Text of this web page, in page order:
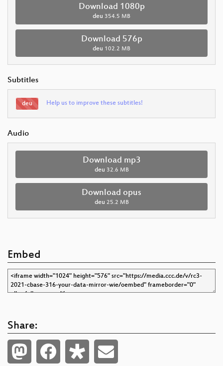
Download 1080p
deu 354.5 MB
Download 576p
deu 102.2 MB
Subtitles
deu Help us to improve these subtitles!
Audio
Download mp3
deu 32.6 MB
Download opus
deu 25.2 MB
Embed
Share: